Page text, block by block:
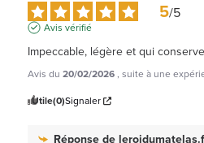
5/5
Avis vérifié
Impeccable, légère et qui
Avis du 20/02/2026, suite à une
Utile(0)Signaler
Réponse de